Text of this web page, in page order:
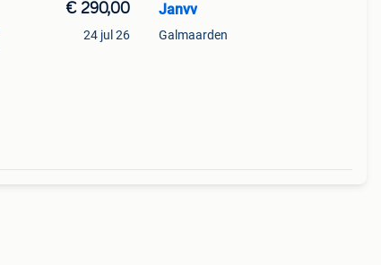
€ 290,00
24 jul 26
Janvv
Galmaarden